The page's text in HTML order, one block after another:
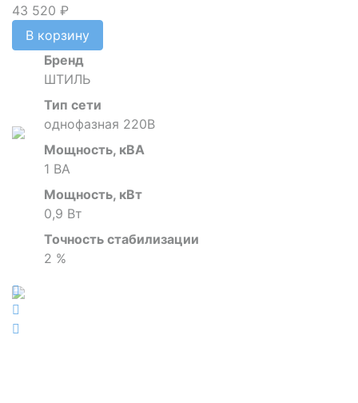
43 520 ₽
В корзину
Бренд
ШТИЛЬ
Тип сети
однофазная 220В
Мощность, кВА
1 ВА
Мощность, кВт
0,9 Вт
Точность стабилизации
2 %